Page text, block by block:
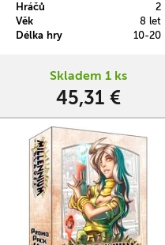
kontaktních střetů dvou
Hráčů
2
Věk
8 let
Délka hry
10-20
Skladem 1 ks
45,31 €